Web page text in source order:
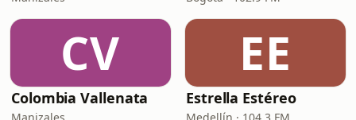
CV
Colombia Vallenata
EE
Estrella Estéreo